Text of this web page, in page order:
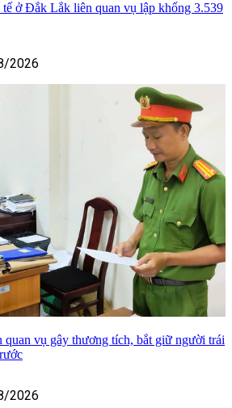
ở Đắk Lắk liên quan vụ lập khống 3.539
2026
quan vụ gây thương tích, bắt giữ người trái
2026